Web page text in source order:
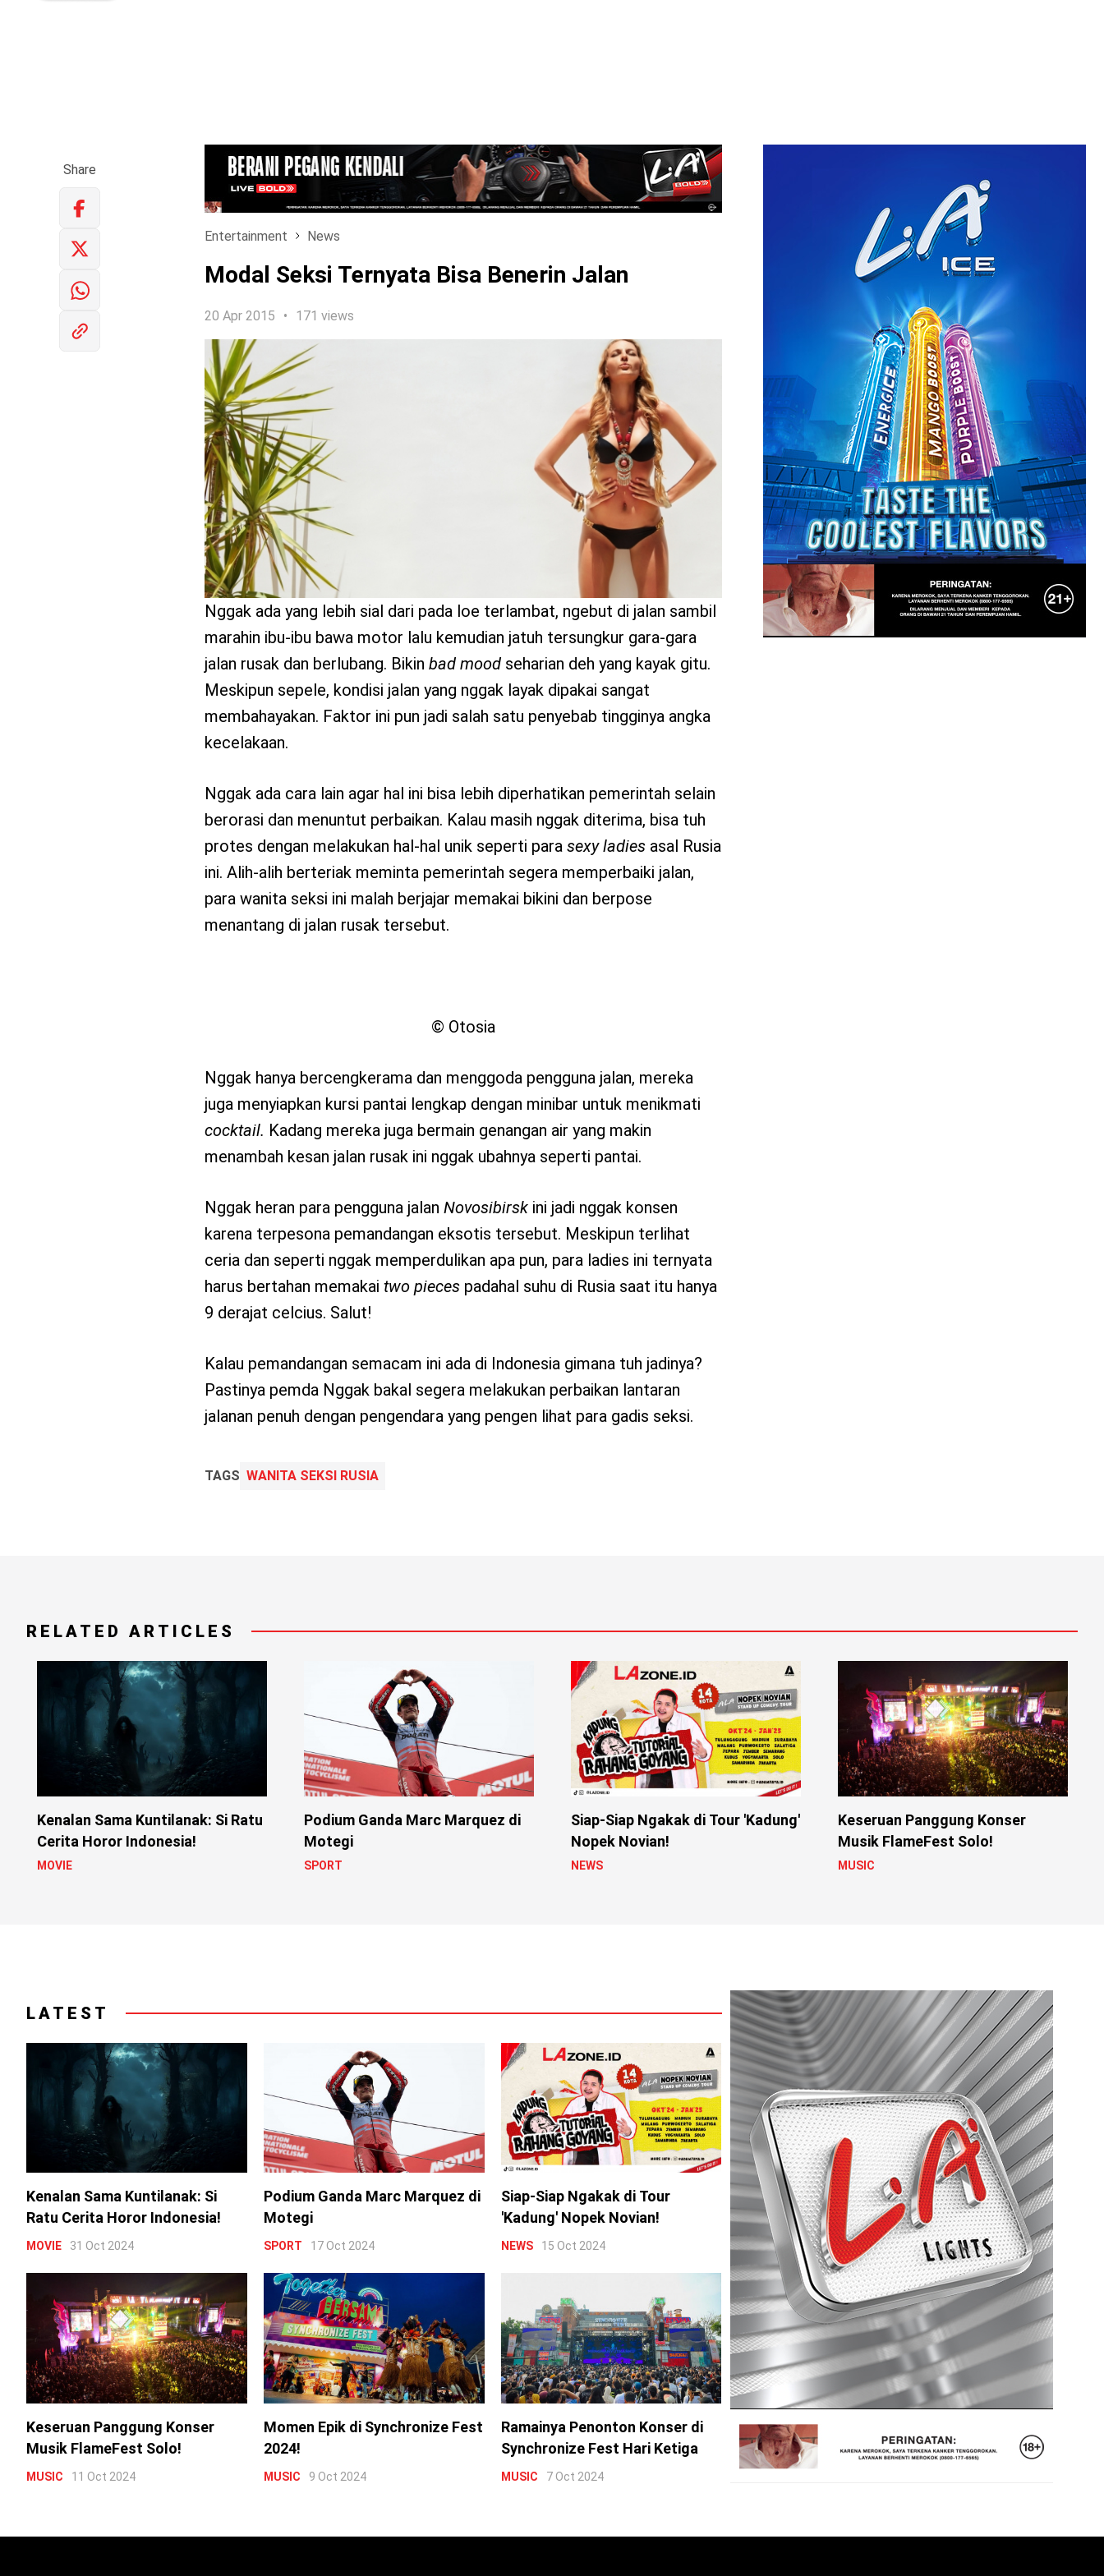
benefit
menarik
LOGIN
Share
Entertainment News
Modal Seksi Ternyata Bisa Benerin Jalan
20 Apr 2015 171 views
Nggak ada yang lebih sial dari pada loe terlambat, ngebut di jalan sambil
marahin ibu-ibu bawa motor lalu kemudian jatuh tersungkur gara-gara
jalan rusak dan berlubang. Bikin bad moodseharian deh yang kayak gitu.
Meskipun sepele, kondisi jalan yang nggak layak dipakai sangat
membahayakan. Faktor ini pun jadi salah satu penyebab tingginya angka
kecelakaan.
Nggak ada cara lain agar hal ini bisa lebih diperhatikan pemerintah selain
berorasi dan menuntut perbaikan. Kalau masih nggak diterima, bisa tuh
protes dengan melakukan hal-hal unik seperti para sexy ladiesasal Rusia
ini. Alih-alih berteriak meminta pemerintah segera memperbaiki jalan,
para wanita seksi ini malah berjajar memakai bikini dan berpose
menantang di jalan rusak tersebut.
© Otosia
Nggak hanya bercengkerama dan menggoda pengguna jalan, mereka
juga menyiapkan kursi pantai lengkap dengan minibar untuk menikmati
cocktail. Kadang mereka juga bermain genangan air yang makin
menambah kesan jalan rusak ini nggak ubahnya seperti pantai.
Nggak heran para pengguna jalan Novosibirskini jadi nggak konsen
karena terpesona pemandangan eksotis tersebut. Meskipun terlihat
ceria dan seperti nggak memperdulikan apa pun, para ladies ini ternyata
harus bertahan memakai two piecespadahal suhu di Rusia saat itu hanya
9 derajat celcius. Salut!
Kalau pemandangan semacam ini ada di Indonesia gimana tuh jadinya?
Pastinya pemda Nggak bakal segera melakukan perbaikan lantaran
jalanan penuh dengan pengendara yang pengen lihat para gadis seksi.
TAGS WANITA SEKSI RUSIA
RELATED ARTICLES
Kenalan Sama Kuntilanak: Si Ratu
Cerita Horor Indonesia!
MOVIE
Podium Ganda Marc Marquez di
Motegi
SPORT
Siap-Siap Ngakak di Tour 'Kadung'
Nopek Novian!
NEWS
Keseruan Panggung Konser
Musik FlameFest Solo!
MUSIC
LATEST
Kenalan Sama Kuntilanak: Si
Ratu Cerita Horor Indonesia!
MOVIE 31 Oct 2024
Podium Ganda Marc Marquez di
Motegi
SPORT 17 Oct 2024
Siap-Siap Ngakak di Tour
'Kadung' Nopek Novian!
NEWS 15 Oct 2024
Keseruan Panggung Konser
Musik FlameFest Solo!
MUSIC 11 Oct 2024
Momen Epik di Synchronize Fest
2024!
MUSIC 9 Oct 2024
Ramainya Penonton Konser di
Synchronize Fest Hari Ketiga
MUSIC 7 Oct 2024